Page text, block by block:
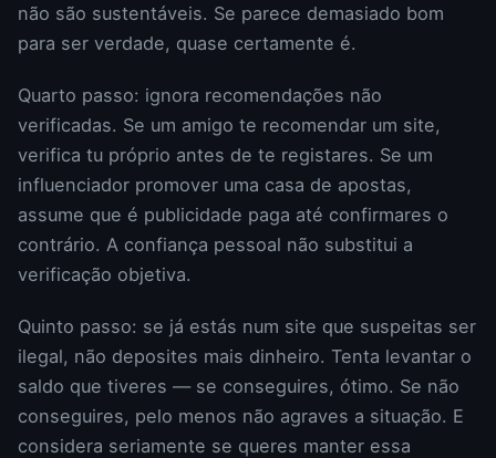
não são sustentáveis. Se parece demasiado bom
para ser verdade, quase certamente é.
Quarto passo: ignora recomendações não
verificadas. Se um amigo te recomendar um site,
verifica tu próprio antes de te registares. Se um
influenciador promover uma casa de apostas,
assume que é publicidade paga até confirmares o
contrário. A confiança pessoal não substitui a
verificação objetiva.
Quinto passo: se já estás num site que suspeitas ser
ilegal, não deposites mais dinheiro. Tenta levantar o
saldo que tiveres — se conseguires, ótimo. Se não
conseguires, pelo menos não agraves a situação. E
considera seriamente se queres manter essa